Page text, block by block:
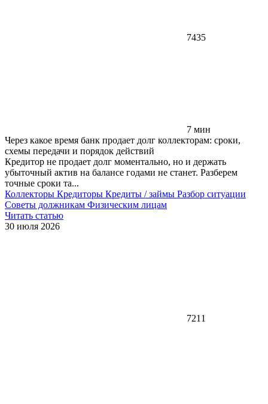
7435
7 мин
Через какое время банк продает долг коллекторам: сроки,
схемы передачи и порядок действий
Кредитор не продает долг моментально, но и держать
убыточный актив на балансе годами не станет. Разберем
точные сроки та...
Коллекторы Кредиторы Кредиты / займы Разбор ситуации
Советы должникам Физическим лицам
Читать статью
30 июля 2026
7211